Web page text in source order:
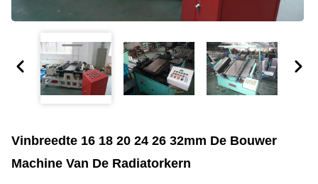
Vinbreedte 16 18 20 24 26 32mm De Bouwer
Machine Van De Radiatorkern